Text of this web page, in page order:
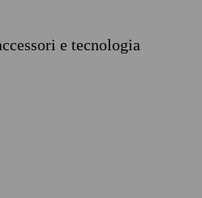
e tecnologia